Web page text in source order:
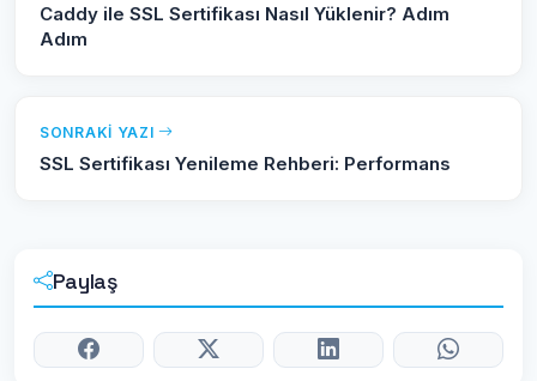
Caddy ile SSL Sertifikası Nasıl Yüklenir? Adım
Adım
SONRAKI YAZI
SSL Sertifikası Yenileme Rehberi: Performans
Paylaş